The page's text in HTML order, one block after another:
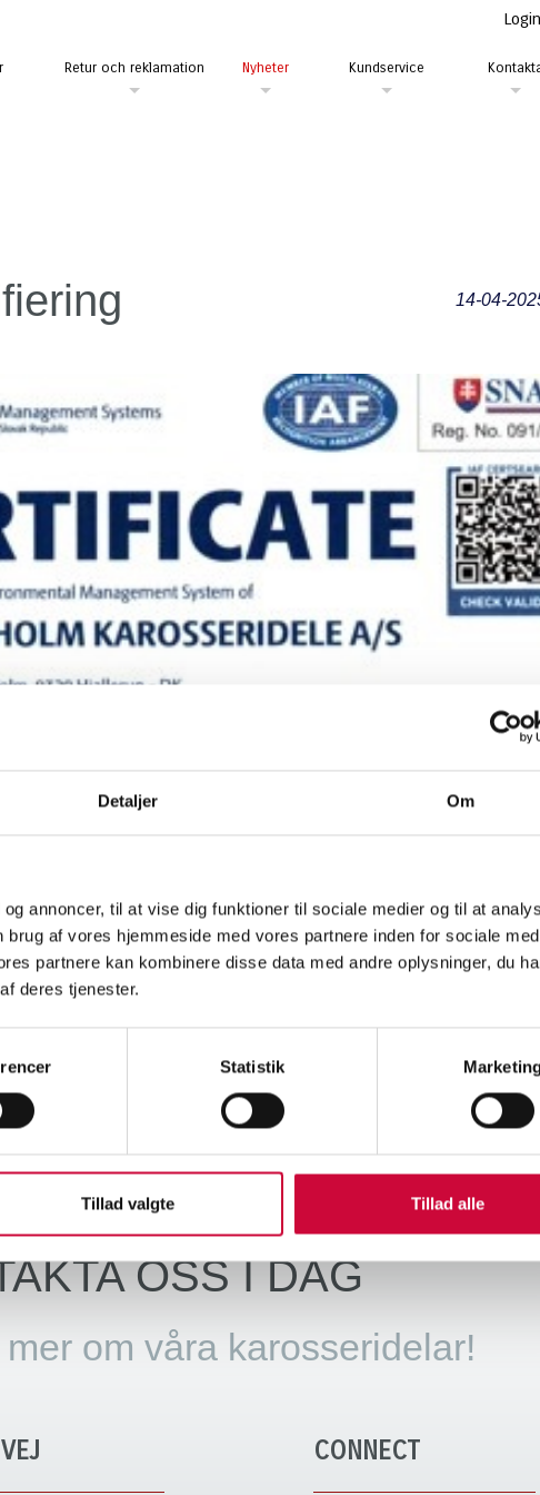
Detaljer Om
annoncer, til at vise dig funktioner til sociale medier og til at
af vores hjemmeside med vores partnere inden for sociale
partnere kan kombinere disse data med andre oplysninger, du
deres tjenester.
Statistik
Tillad valgte Tillad alle
Login
Retur och reklamation Nyheter Kundservice
14-04-
enligt ISO 14001.
ett bevis på vårt engagemang för att skydda miljön, utan också på vår
vår miljöprestanda.
OSS I DAG
om våra karosseridelar!
CONNECT